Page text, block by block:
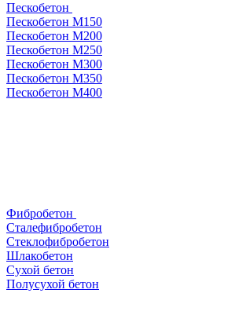
Пескобетон
Пескобетон М150
Пескобетон М200
Пескобетон М250
Пескобетон М300
Пескобетон М350
Пескобетон М400
Фибробетон
Сталефибробетон
Стеклофибробетон
Шлакобетон
Сухой бетон
Полусухой бетон